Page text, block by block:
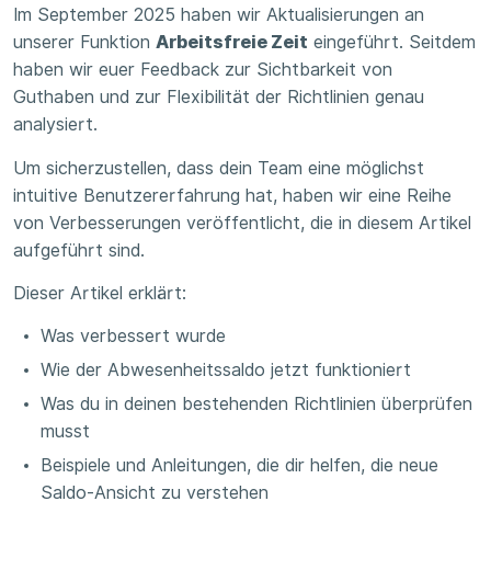
Im September 2025 haben wir Aktualisierungen an
unserer Funktion Arbeitsfreie Zeit eingeführt. Seitdem
haben wir euer Feedback zur Sichtbarkeit von
Guthaben und zur Flexibilität der Richtlinien genau
analysiert.
Um sicherzustellen, dass dein Team eine möglichst
intuitive Benutzererfahrung hat, haben wir eine Reihe
von Verbesserungen veröffentlicht, die in diesem Artikel
aufgeführt sind.
Dieser Artikel erklärt:
Was verbessert wurde
Wie der Abwesenheitssaldo jetzt funktioniert
Was du in deinen bestehenden Richtlinien überprüfen
musst
Beispiele und Anleitungen, die dir helfen, die neue
Saldo-Ansicht zu verstehen